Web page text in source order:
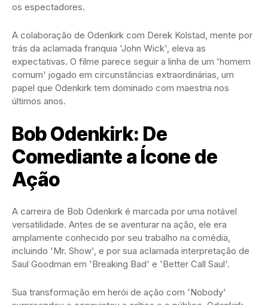
os espectadores.
A colaboração de Odenkirk com Derek Kolstad, mente por
trás da aclamada franquia 'John Wick', eleva as
expectativas. O filme parece seguir a linha de um 'homem
comum' jogado em circunstâncias extraordinárias, um
papel que Odenkirk tem dominado com maestria nos
últimos anos.
Bob Odenkirk: De
Comediante a Ícone de
Ação
A carreira de Bob Odenkirk é marcada por uma notável
versatilidade. Antes de se aventurar na ação, ele era
amplamente conhecido por seu trabalho na comédia,
incluindo 'Mr. Show', e por sua aclamada interpretação de
Saul Goodman em 'Breaking Bad' e 'Better Call Saul'.
Sua transformação em herói de ação com 'Nobody'